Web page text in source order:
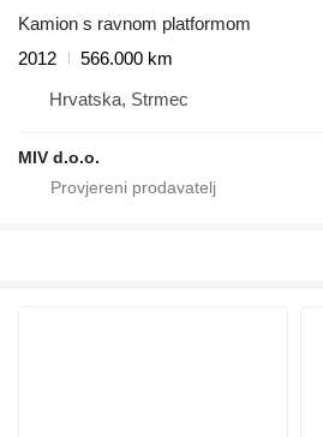
Kamion s ravnom platformom
2012
566.000 km
Hrvatska, Strmec
MIV d.o.o.